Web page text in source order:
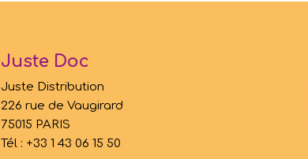
Juste Doc
Juste Distribution
226 rue de Vaugirard
75015 PARIS
Tél : +33 1 43 06 15 50